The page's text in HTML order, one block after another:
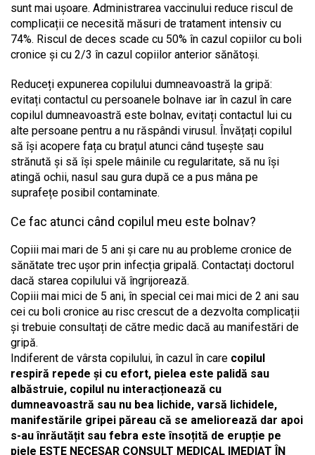
sunt mai ușoare. Administrarea vaccinului reduce riscul de
complicații ce necesită măsuri de tratament intensiv cu
74%. Riscul de deces scade cu 50% în cazul copiilor cu boli
cronice și cu 2/3 în cazul copiilor anterior sănătoși.
Reduceți expunerea copilului dumneavoastră la gripă:
evitați contactul cu persoanele bolnave iar în cazul în care
copilul dumneavoastră este bolnav, evitați contactul lui cu
alte persoane pentru a nu răspândi virusul. Învățați copilul
să își acopere fața cu brațul atunci când tușește sau
strănută și să își spele mâinile cu regularitate, să nu își
atingă ochii, nasul sau gura după ce a pus mâna pe
suprafețe posibil contaminate.
Ce fac atunci când copilul meu este bolnav?
Copiii mai mari de 5 ani și care nu au probleme cronice de
sănătate trec ușor prin infecția gripală. Contactați doctorul
dacă starea copilului vă îngrijorează.
Copiii mai mici de 5 ani, în special cei mai mici de 2 ani sau
cei cu boli cronice au risc crescut de a dezvolta complicații
și trebuie consultați de către medic dacă au manifestări de
gripă.
Indiferent de vârsta copilului, în cazul în care copilul
respiră repede și cu efort, pielea este palidă sau
albăstruie, copilul nu interacționează cu
dumneavoastră sau nu bea lichide, varsă lichidele,
manifestările gripei păreau că se ameliorează dar apoi
s-au înrăutățit sau febra este însoțită de erupție pe
piele ESTE NECESAR CONSULT MEDICAL IMEDIAT ÎN